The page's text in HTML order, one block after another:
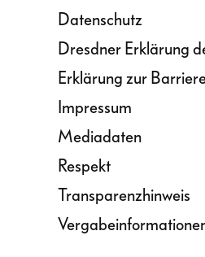
Datenschutz
Dresdner Erklärung
Erklärung zur
Impressum
Mediadaten
Respekt
Transparenzhinweis